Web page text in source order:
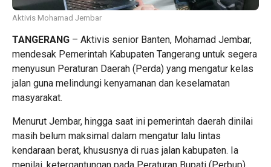
Aktivis Mohamad Jembar
TANGERANG – Aktivis senior Banten, Mohamad Jembar,
mendesak Pemerintah Kabupaten Tangerang untuk segera
menyusun Peraturan Daerah (Perda) yang mengatur kelas
jalan guna melindungi kenyamanan dan keselamatan
masyarakat.
Menurut Jembar, hingga saat ini pemerintah daerah dinilai
masih belum maksimal dalam mengatur lalu lintas
kendaraan berat, khususnya di ruas jalan kabupaten. Ia